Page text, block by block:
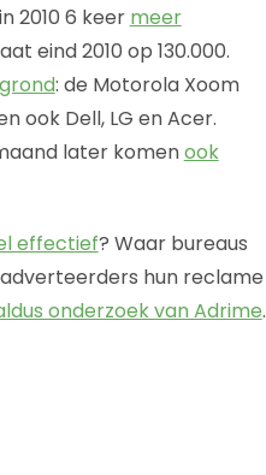
2010 6 keer meer
eind 2010 op 130.000.
: de Motorola Xoom
ook Dell, LG en Acer.
later komenook
effectief? Waar bureaus
hun reclame
onderzoek van Adrime.